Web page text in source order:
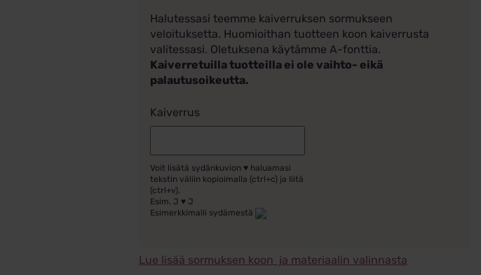
Halutessasi teemme kaiverruksen sormukseen
veloituksetta. Huomioithan tuotteen koon kaiverrusta
valitessasi. Oletuksena käytämme A-fonttia.
Kaiverretuilla tuotteilla ei ole vaihto- eikä
palautusoikeutta.
Kaiverrus
Voit lisätä sydänkuvion ♥ haluamasi
tekstin väliin kopioimalla (ctrl+c) ja liitä
(ctrl+v).
Esim. J ♥ J
Esimerkkimalli sydämestä
Lue lisää sormuksen koon ja materiaalin valinnasta